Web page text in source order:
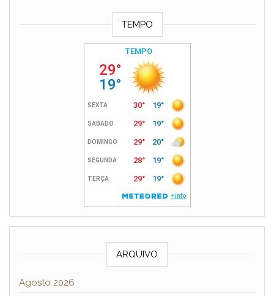
TEMPO
ARQUIVO
Agosto 2026